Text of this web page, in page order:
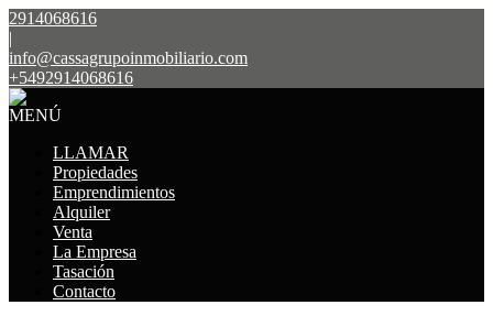
2914068616
|
info@cassagrupoinmobiliario.com
+5492914068616
MENÚ
LLAMAR
Propiedades
Emprendimientos
Alquiler
Venta
La Empresa
Tasación
Contacto